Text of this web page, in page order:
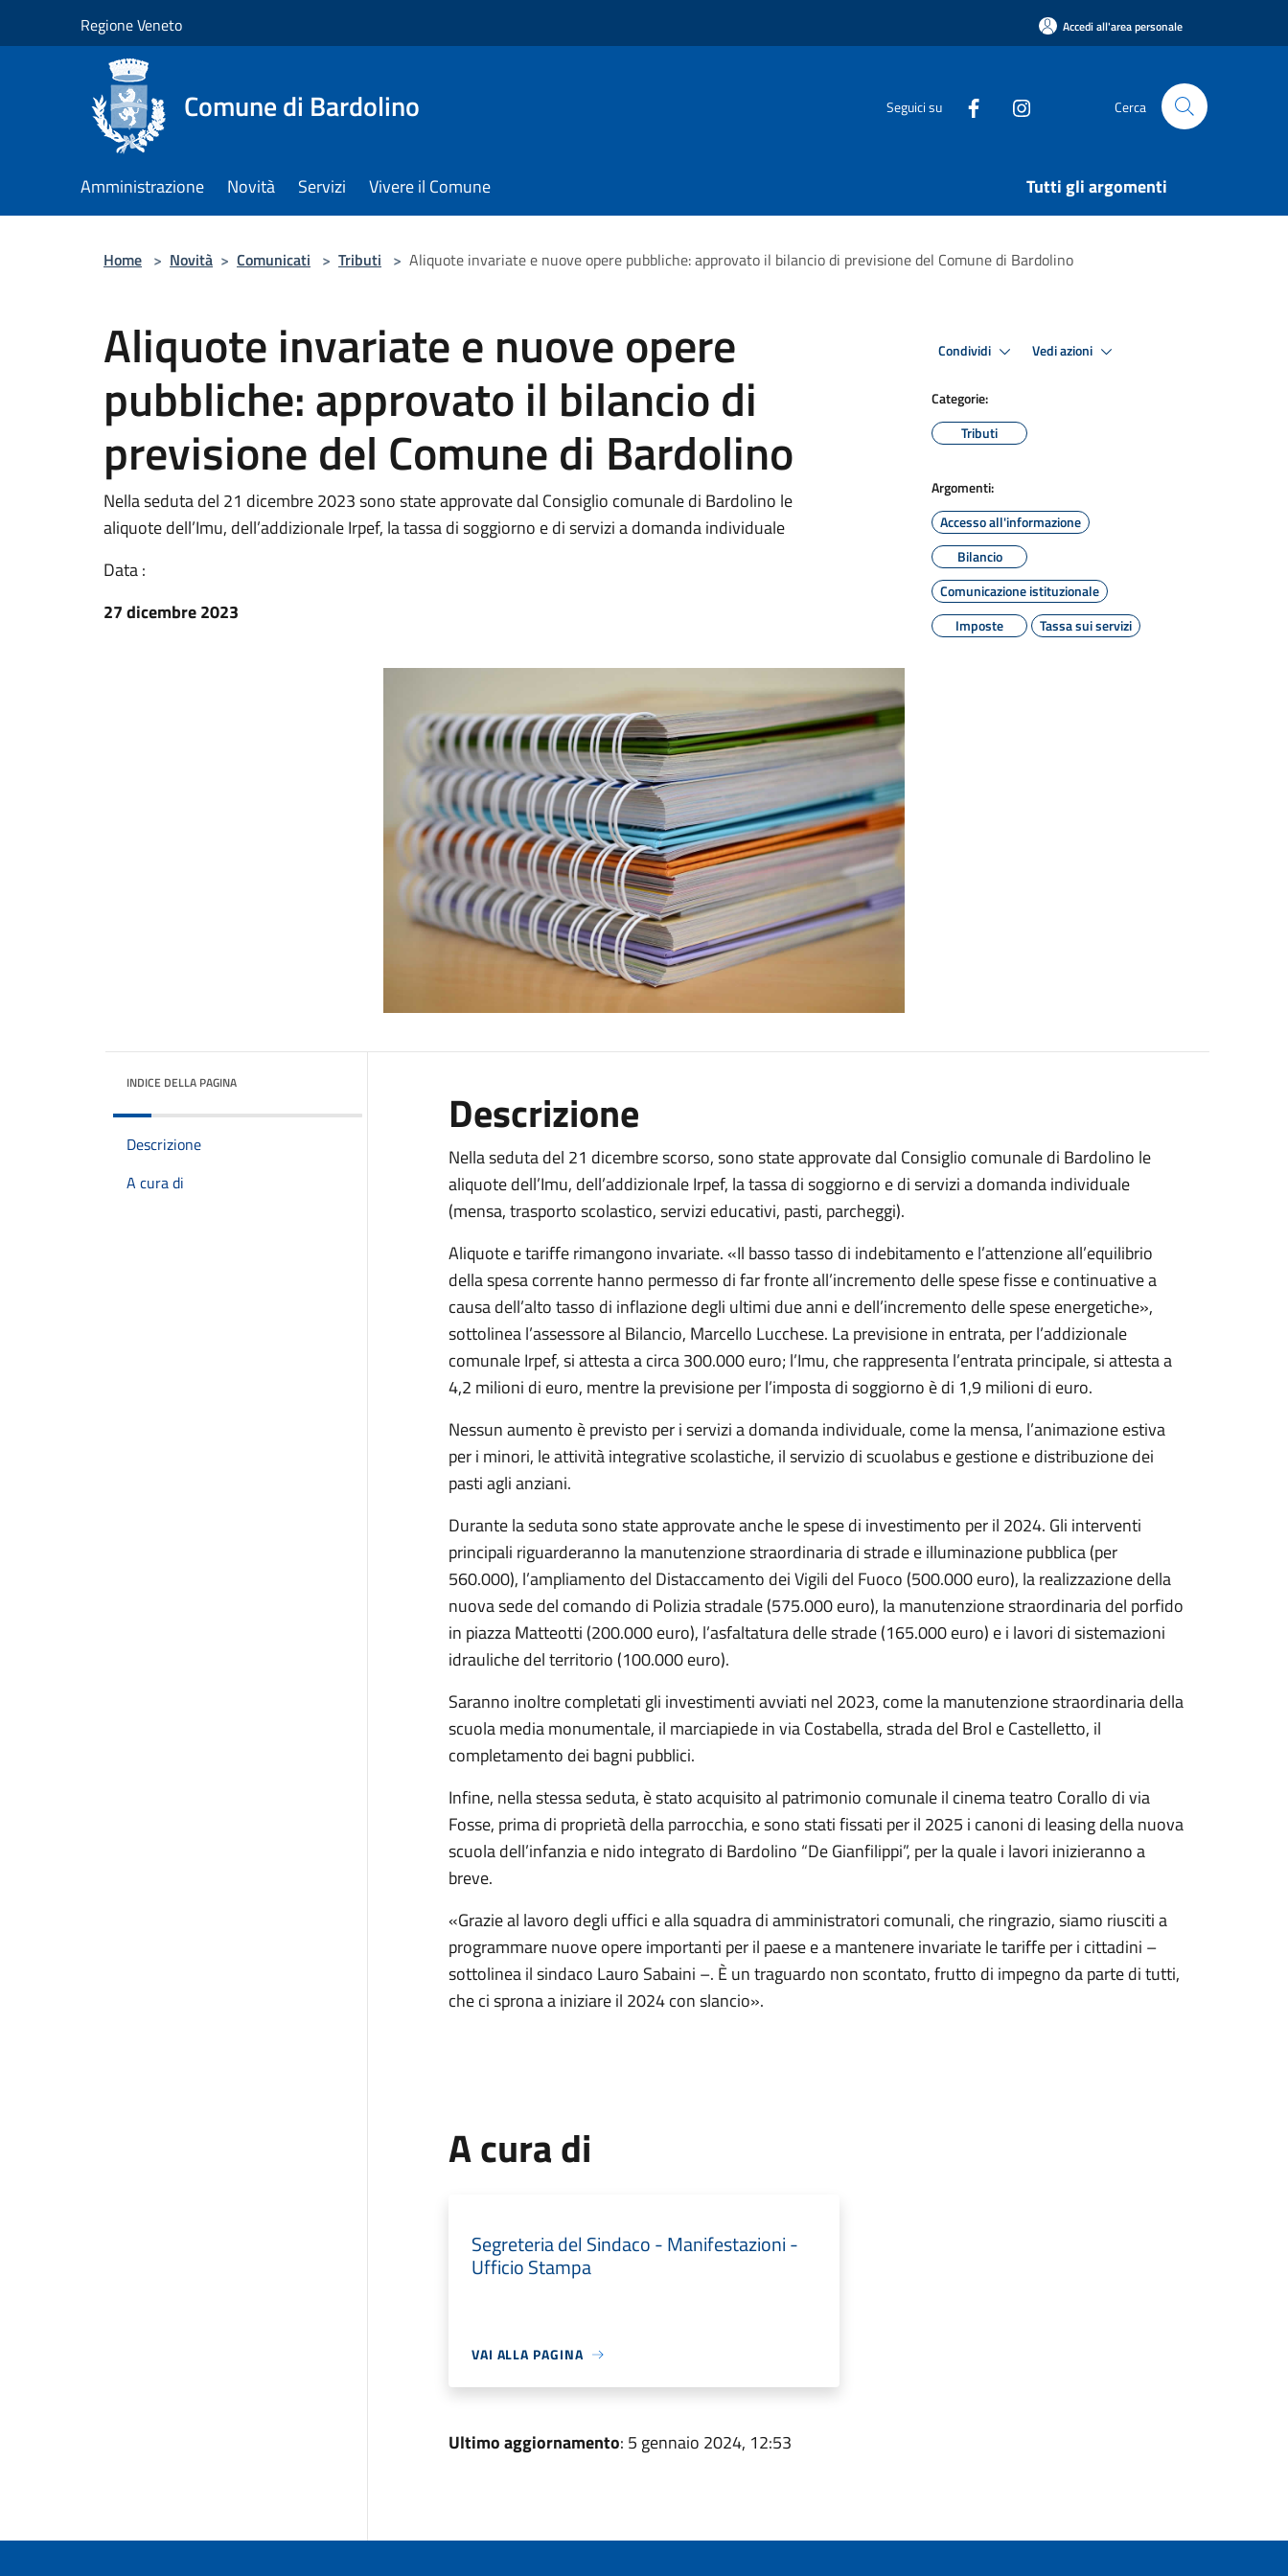
Regione Veneto Accedi all'area personale
Comune di Bardolino Seguici su Cerca
Amministrazione Novità Servizi Vivere il Comune Tutti gli argomenti
Home > Novità > Comunicati > Tributi > Aliquote invariate e nuove opere pubbliche: approvato il bilancio di previsione del Comune di Bardolino
Aliquote invariate e nuove opere
pubbliche: approvato il bilancio di
previsione del Comune di Bardolino
Nella seduta del 21 dicembre 2023 sono state approvate dal Consiglio comunale di Bardolino le
aliquote dell’Imu, dell’addizionale Irpef, la tassa di soggiorno e di servizi a domanda individuale
Data :
27 dicembre 2023
Condividi Vedi azioni
Categorie:
Tributi
Argomenti:
Accesso all'informazione
Bilancio
Comunicazione istituzionale
Imposte
Tassa sui servizi
INDICE DELLA PAGINA
Descrizione
A cura di
Descrizione
Nella seduta del 21 dicembre scorso, sono state approvate dal Consiglio comunale di Bardolino le
aliquote dell’Imu, dell’addizionale Irpef, la tassa di soggiorno e di servizi a domanda individuale
(mensa, trasporto scolastico, servizi educativi, pasti, parcheggi).
Aliquote e tariffe rimangono invariate. «Il basso tasso di indebitamento e l’attenzione all’equilibrio
della spesa corrente hanno permesso di far fronte all’incremento delle spese fisse e continuative a
causa dell’alto tasso di inflazione degli ultimi due anni e dell’incremento delle spese energetiche»,
sottolinea l’assessore al Bilancio, Marcello Lucchese. La previsione in entrata, per l’addizionale
comunale Irpef, si attesta a circa 300.000 euro; l’Imu, che rappresenta l’entrata principale, si attesta a
4,2 milioni di euro, mentre la previsione per l’imposta di soggiorno è di 1,9 milioni di euro.
Nessun aumento è previsto per i servizi a domanda individuale, come la mensa, l’animazione estiva
per i minori, le attività integrative scolastiche, il servizio di scuolabus e gestione e distribuzione dei
pasti agli anziani.
Durante la seduta sono state approvate anche le spese di investimento per il 2024. Gli interventi
principali riguarderanno la manutenzione straordinaria di strade e illuminazione pubblica (per
560.000), l’ampliamento del Distaccamento dei Vigili del Fuoco (500.000 euro), la realizzazione della
nuova sede del comando di Polizia stradale (575.000 euro), la manutenzione straordinaria del porfido
in piazza Matteotti (200.000 euro), l’asfaltatura delle strade (165.000 euro) e i lavori di sistemazioni
idrauliche del territorio (100.000 euro).
Saranno inoltre completati gli investimenti avviati nel 2023, come la manutenzione straordinaria della
scuola media monumentale, il marciapiede in via Costabella, strada del Brol e Castelletto, il
completamento dei bagni pubblici.
Infine, nella stessa seduta, è stato acquisito al patrimonio comunale il cinema teatro Corallo di via
Fosse, prima di proprietà della parrocchia, e sono stati fissati per il 2025 i canoni di leasing della nuova
scuola dell’infanzia e nido integrato di Bardolino “De Gianfilippi”, per la quale i lavori inizieranno a
breve.
«Grazie al lavoro degli uffici e alla squadra di amministratori comunali, che ringrazio, siamo riusciti a
programmare nuove opere importanti per il paese e a mantenere invariate le tariffe per i cittadini –
sottolinea il sindaco Lauro Sabaini –. È un traguardo non scontato, frutto di impegno da parte di tutti,
che ci sprona a iniziare il 2024 con slancio».
A cura di
Segreteria del Sindaco - Manifestazioni -
Ufficio Stampa
VAI ALLA PAGINA
Ultimo aggiornamento: 5 gennaio 2024, 12:53